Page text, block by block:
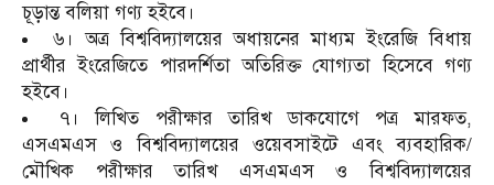
চূড়ান্ত বলিয়া গণ্য হইবে।
৬। অত্র বিশ্ববিদ্যালয়ের অধায়নের মাধ্যম ইংরেজি বিধায়
প্রার্থীর ইংরেজিতে পারদর্শিতা অতিরিক্ত যোগ্যতা হিসেবে গণ্য
হইবে।
৭। লিখিত পরীক্ষার তারিখ ডাকযোগে পত্র মারফত,
এসএমএস ও বিশ্ববিদ্যালয়ের ওয়েবসাইটে এবং ব্যবহারিক/
মৌখিক পরীক্ষার তারিখ এসএমএস ও বিশ্ববিদ্যালয়ের